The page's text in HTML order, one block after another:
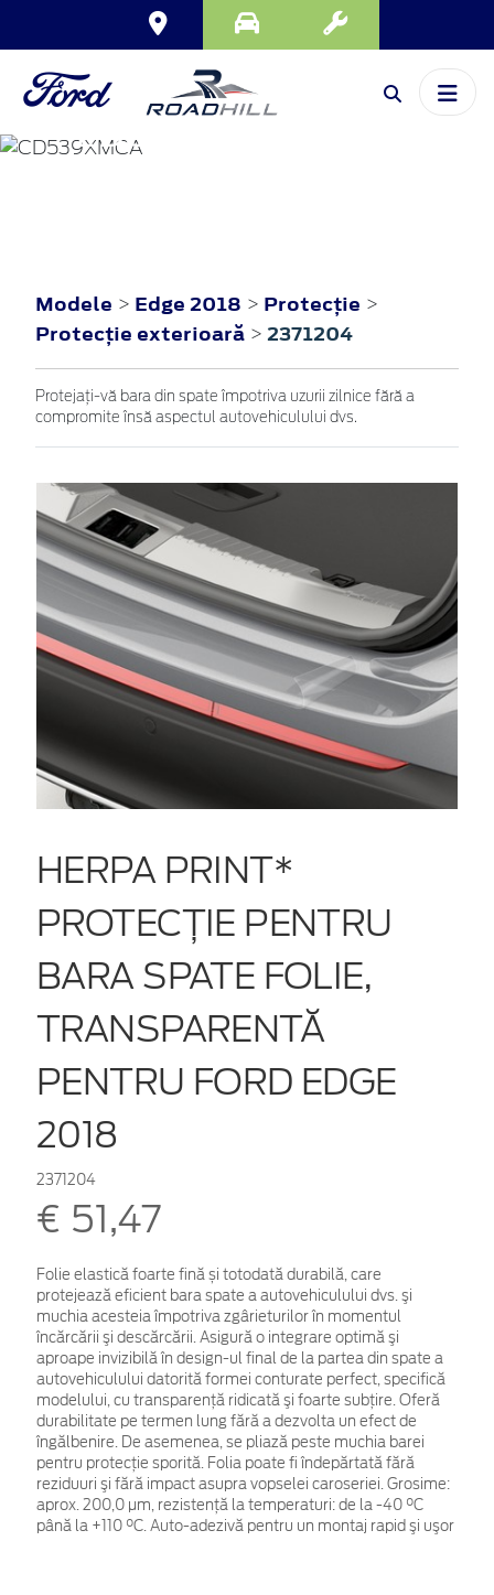
EDGE
Modele > Edge 2018 > Protecţie >
Protecţie exterioară > 2371204
Protejaţi-vă bara din spate împotriva uzurii zilnice fără a
compromite însă aspectul autovehiculului dvs.
HERPA PRINT*
PROTECŢIE PENTRU
BARA SPATE FOLIE,
TRANSPARENTĂ
PENTRU FORD EDGE
2018
2371204
€ 51,47
Folie elastică foarte fină și totodată durabilă, care
protejează eficient bara spate a autovehiculului dvs. şi
muchia acesteia împotriva zgârieturilor în momentul
încărcării şi descărcării. Asigură o integrare optimă şi
aproape invizibilă în design-ul final de la partea din spate a
autovehiculului datorită formei conturate perfect, specifică
modelului, cu transparență ridicată şi foarte subțire. Oferă
durabilitate pe termen lung fără a dezvolta un efect de
îngălbenire. De asemenea, se pliază peste muchia barei
pentru protecţie sporită. Folia poate fi îndepărtată fără
reziduuri şi fără impact asupra vopselei caroseriei. Grosime:
aprox. 200,0 µm, rezistenţă la temperaturi: de la -40 °C
până la +110 °C. Auto-adezivă pentru un montaj rapid şi uşor